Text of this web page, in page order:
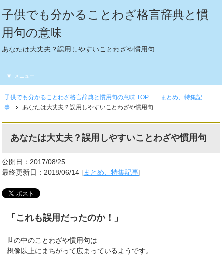
子供でも分かることわざ格言辞典と慣
用句の意味
あなたは大丈夫？誤用しやすいことわざや慣用句
メニュー
子供でも分かることわざ格言辞典と慣用句の意味 TOP
まとめ、特集記
事
あなたは大丈夫？誤用しやすいことわざや慣用句
あなたは大丈夫？誤用しやすいことわざや慣用句
公開日：2017/08/25
最終更新日：2018/06/14 [まとめ、特集記事]
「これも誤用だったのか！」
世の中のことわざや慣用句は
想像以上にまちがって広まっているようです。